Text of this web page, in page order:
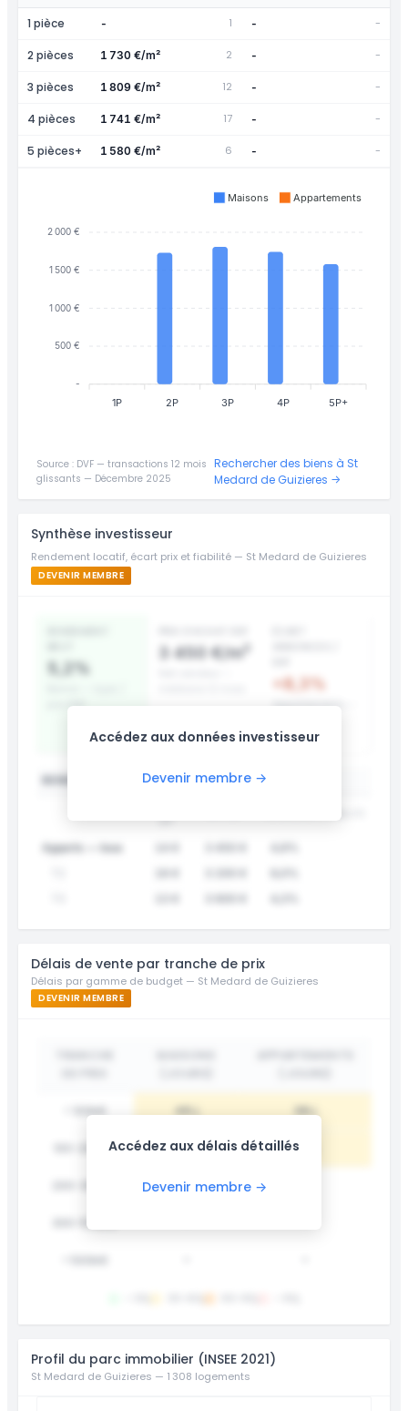
1 pièce - 1 - -
2 pièces 1 730 €/m² 2 - -
3 pièces 1 809 €/m² 12 - -
4 pièces 1 741 €/m² 17 - -
5 pièces+ 1 580 €/m² 6 - -
2 000 €
1 500 €
1 000 €
500 €
-
1P 2P 3P 4P 5P+
Maisons Appartements
Source : DVF — transactions 12 mois
glissants — Décembre 2025
Rechercher des biens à St
Medard de Guizieres →
Synthèse investisseur
Rendement locatif, écart prix et fiabilité — St Medard de Guizieres
DEVENIR MEMBRE
5,2%
prix DVF
3 450 €/m²
+8,3%
Appartements —
affiché
RENDEMENT LOCATIF PAR TYPE
/M²
Apparts — tous
Accédez aux données investisseur
Devenir membre →
Délais de vente par tranche de prix
Délais par gamme de budget — St Medard de Guizieres
DEVENIR MEMBRE
< 100k€ 45 j 38 j
100-200k€ 62 j 55 j
78 j
300-500k€
Accédez aux délais détaillés
Devenir membre →
Profil du parc immobilier (INSEE 2021)
St Medard de Guizieres — 1 308 logements